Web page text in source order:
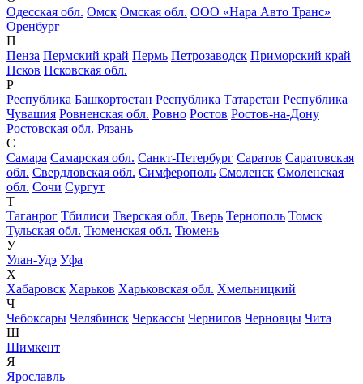
Одесская обл. Омск Омская обл. ООО «Нара Авто Транс»
Оренбург
П
Пенза Пермский край Пермь Петрозаводск Приморский край
Псков Псковская обл.
Р
Республика Башкортостан Республика Татарстан Республика
Чувашия Ровненская обл. Ровно Ростов Ростов-на-Дону
Ростовская обл. Рязань
С
Самара Самарская обл. Санкт-Петербург Саратов Саратовская
обл. Свердловская обл. Симферополь Смоленск Смоленская
обл. Сочи Сургут
Т
Таганрог Тбилиси Тверская обл. Тверь Тернополь Томск
Тульская обл. Тюменская обл. Тюмень
У
Улан-Удэ Уфа
Х
Хабаровск Харьков Харьковская обл. Хмельницкий
Ч
Чебоксары Челябинск Черкассы Чернигов Черновцы Чита
Ш
Шимкент
Я
Ярославль